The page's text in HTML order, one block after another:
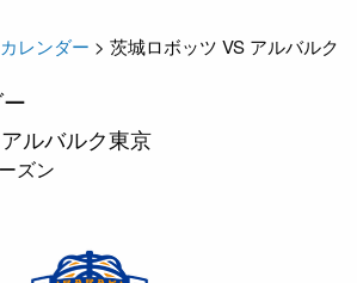
レンダー >茨城ロボッツ VS アルバルク
ルバルク東京
ズン